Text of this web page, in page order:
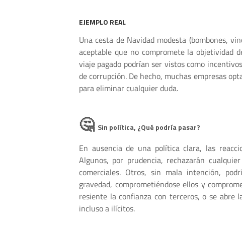
EJEMPLO REAL
Una cesta de Navidad modesta (bombones,
aceptable que no compromete la
viaje pagado podrían ser vistos como
de corrupción. De hecho, muchas empresas
para eliminar cualquier duda.
🤔 Sin política, ¿Qué podría pasar?
En ausencia de una política clara, las
Algunos, por prudencia, rechazarán
comerciales. Otros, sin mala intención,
gravedad, comprometiéndose ellos y
resiente la confianza con terceros, o se abre
incluso a ilícitos.